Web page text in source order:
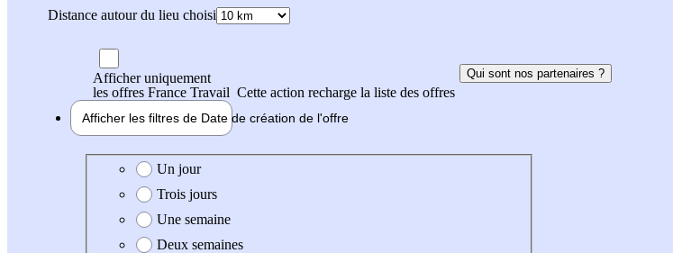
Distance autour du lieu choisi
Afficher uniquement
les offres France Travail Cette action recharge la liste des offres
Qui sont nos partenaires ?
Afficher les filtres de Date de création de l'offre
Date de création de l'offre
Un jour
Trois jours
Une semaine
Deux semaines